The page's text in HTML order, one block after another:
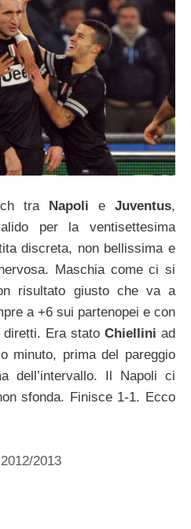
tra Napoli e Juventus,
per la ventisettesima
discreta, non bellissima e
Maschia come ci si
risultato giusto che va a
a +6 sui partenopei e con
Era stato Chiellini ad
minuto, prima del pareggio
dell’intervallo. Il Napoli ci
sfonda. Finisce 1-1. Ecco
2013